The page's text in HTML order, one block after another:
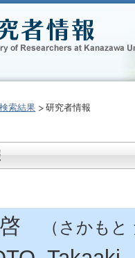
索結果 研究者情報
（さかも